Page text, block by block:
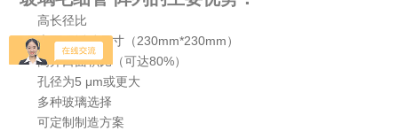
高长径比
大面积活动尺寸（230mm*230mm）
高开口面积比（可达80%）
孔径为5 μm或更大
多种玻璃选择
可定制制造方案